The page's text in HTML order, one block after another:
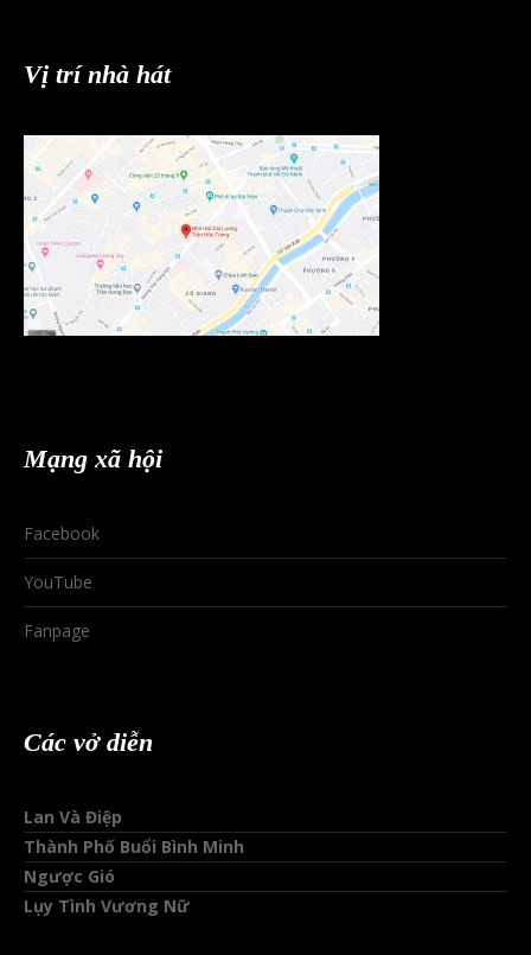
Vị trí nhà hát
Mạng xã hội
Facebook
YouTube
Fanpage
Các vở diễn
Lan Và Điệp
Thành Phố Buổi Bình Minh
Ngược Gió
Lụy Tình Vương Nữ